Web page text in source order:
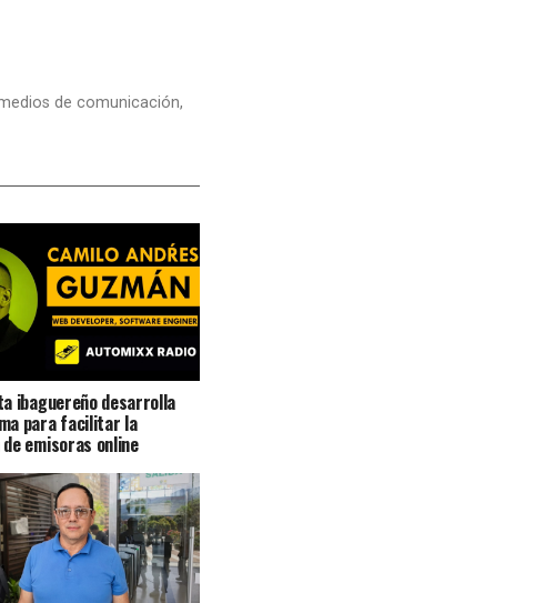
de comunicación,
ibaguereño desarrolla
para facilitar la
emisoras online